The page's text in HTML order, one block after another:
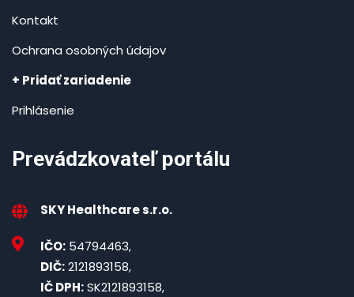
Kontakt
Ochrana osobných údajov
+ Pridať zariadenie
Prihlásenie
Prevádzkovateľ portálu
SKY Healthcare s.r.o.
IČO: 54794463,
DIČ:2121893158,
IČ DPH:SK2121893158,